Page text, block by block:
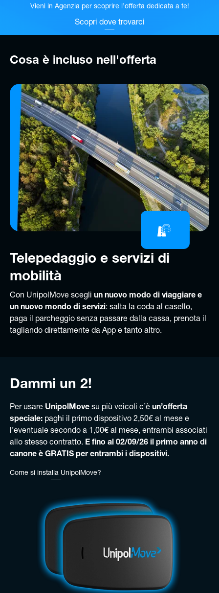
Vieni in Agenzia per scoprire l’offerta dedicata a te!
Scopri dove trovarci
Cosa è incluso nell'offerta
Telepedaggio e servizi di
mobilità
Con UnipolMove scegli un nuovo modo di viaggiare e
un nuovo mondo di servizi: salta la coda al casello,
paga il parcheggio senza passare dalla cassa, prenota il
tagliando direttamente da App e tanto altro.
Dammi un 2!
Per usare UnipolMove su più veicoli c’è un’offerta
speciale: paghi il primo dispositivo 2,50€ al mese e
l’eventuale secondo a 1,00€ al mese, entrambi associati
allo stesso contratto. E fino al 02/09/26 il primo anno di
canone è GRATIS per entrambi i dispositivi.
Come si installa UnipolMove?